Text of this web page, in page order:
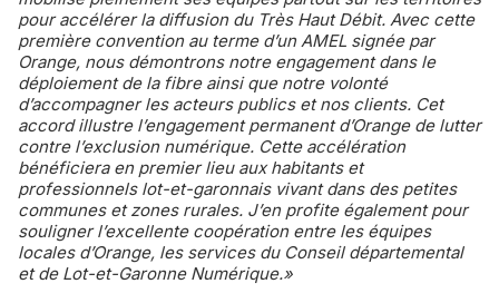
pour accélérer la diffusion du Très Haut Débit. Avec cette
première convention au terme d’un AMEL signée par
Orange, nous démontrons notre engagement dans le
déploiement de la fibre ainsi que notre volonté
d’accompagner les acteurs publics et nos clients. Cet
accord illustre l’engagement permanent d’Orange de lutter
contre l’exclusion numérique. Cette accélération
bénéficiera en premier lieu aux habitants et
professionnels lot-et-garonnais vivant dans des petites
communes et zones rurales. J’en profite également pour
souligner l’excellente coopération entre les équipes
locales d’Orange, les services du Conseil départemental
et de Lot-et-Garonne Numérique.»